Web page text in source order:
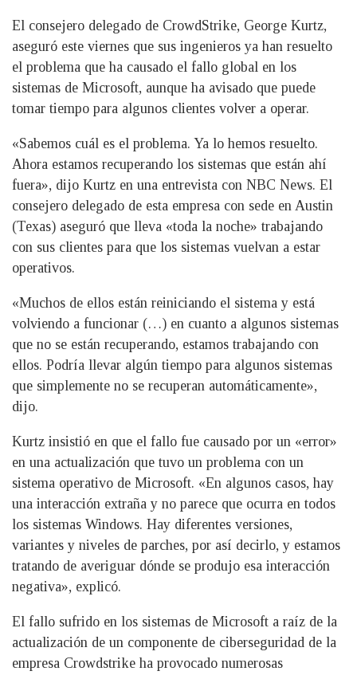
El consejero delegado de CrowdStrike, George Kurtz,
aseguró este viernes que sus ingenieros ya han resuelto
el problema que ha causado el fallo global en los
sistemas de Microsoft, aunque ha avisado que puede
tomar tiempo para algunos clientes volver a operar.
«Sabemos cuál es el problema. Ya lo hemos resuelto.
Ahora estamos recuperando los sistemas que están ahí
fuera», dijo Kurtz en una entrevista con NBC News. El
consejero delegado de esta empresa con sede en Austin
(Texas) aseguró que lleva «toda la noche» trabajando
con sus clientes para que los sistemas vuelvan a estar
operativos.
«Muchos de ellos están reiniciando el sistema y está
volviendo a funcionar (…) en cuanto a algunos sistemas
que no se están recuperando, estamos trabajando con
ellos. Podría llevar algún tiempo para algunos sistemas
que simplemente no se recuperan automáticamente»,
dijo.
Kurtz insistió en que el fallo fue causado por un «error»
en una actualización que tuvo un problema con un
sistema operativo de Microsoft. «En algunos casos, hay
una interacción extraña y no parece que ocurra en todos
los sistemas Windows. Hay diferentes versiones,
variantes y niveles de parches, por así decirlo, y estamos
tratando de averiguar dónde se produjo esa interacción
negativa», explicó.
El fallo sufrido en los sistemas de Microsoft a raíz de la
actualización de un componente de ciberseguridad de la
empresa Crowdstrike ha provocado numerosas